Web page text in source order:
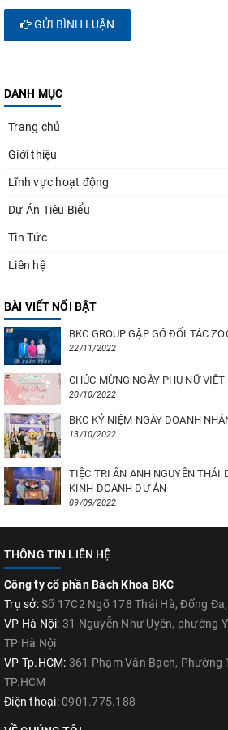
GỬI BÌNH LUẬN
DANH MỤC
Trang chủ
Giới thiệu
Lĩnh vực hoạt động
Dự Án Tiêu Biểu
Tin Tức
Liên hệ
BÀI VIẾT NỔI BẬT
BKC GROUP GẶP GỠ ĐỐI TÁC
22/11/2022
CHÚC MỪNG NGÀY PHỤ NỮ
20/10/2022
BKC KỶ NIỆM NGÀY DOANH
13/10/2022
TIỆC TRI ÂN ANH NGUYÊN THÁI
KINH DOANH DỰ ÁN
09/09/2022
THÔNG TIN LIÊN HỆ
Công ty cổ phần Bách Khoa BKC
Trụ sở:Số 17C2 Ngõ 178 Thái Hà, Đống
VP Hà Nội: 31 Nguyễn Như Uyên, phường
TP Hà Nội
VP Tp.HCM: 361 Phạm Văn Bạch, Phường
TP.HCM
Điện thoại: 0901.775.188